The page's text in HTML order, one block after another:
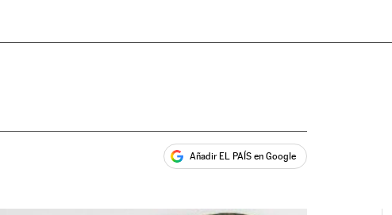
Añadir EL PAÍS en Google